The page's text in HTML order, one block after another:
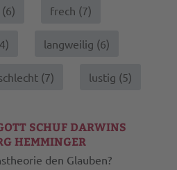
6) frech (7)
4) langweilig (6)
(7) lustig (5)
SCHUF DARWINS
HEMMINGER
den Glauben?